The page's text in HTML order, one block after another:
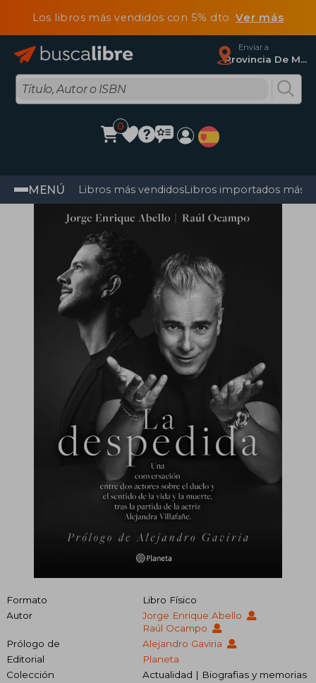
Los libros más vendidos con 5% dtoVer más
Enviar a
Provincia De Madrid
0
MENÚ Libros más vendidosLibros importados más
Formato
Libro Físico
Autor
Jorge Enrique Abello
Raúl Ocampo
Prólogo de
Alejandro Gaviria
Editorial
Planeta
Colección
Actualidad | Biografias y memorias